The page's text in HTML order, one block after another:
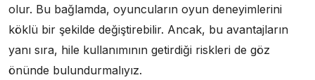
olur. Bu bağlamda, oyuncuların oyun deneyimlerini
köklü bir şekilde değiştirebilir. Ancak, bu avantajların
yanı sıra, hile kullanımının getirdiği riskleri de göz
önünde bulundurmalıyız.